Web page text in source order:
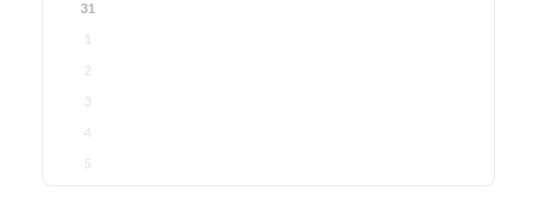
31
1
2
3
4
5